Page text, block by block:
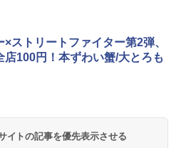
ックニッカ ニッカ Nikka ウィスキ
ブラックニッカクリア ウヰス
【日本 アサヒ ウィスキー】 大容量
4リットル
ンラーメン どんぶり 85g×12個 日清
インスタント カップ麺
式】ブタメン とんこつ味 35g×15個
] スチームオーブンレンジ 25L 一人
し 二人暮らし フラットテーブル ス
ム調理 自動メニュー19種搭載 角皿
ブラック MRK-F250TSV(B)
×ストリートファイター第2弾、
店100円！本ずわい蟹/大とろも
イトの記事を優先表示させる